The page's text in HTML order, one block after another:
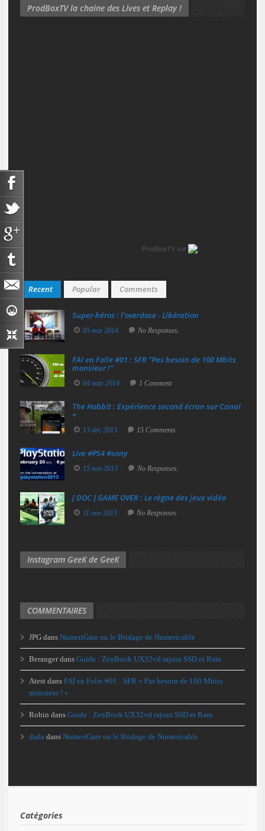
ProdBoxTV la chaine des Lives et Replay !
ProdBoxTV sur
Recent Popular Comments
Super‑héros : l’overdose - Libération
05 mai 2014 No Responses.
FAI en Folie #01 : SFR "Pas besoin de 100 Mbits
monsieur !"
04 mar 2014 1 Comment
The Hobbit : Expérience second écran sur Canal
+
13 déc 2013 15 Comments
Live #PS4 #sony
15 nov 2013 No Responses.
[ DOC ] GAME OVER : Le règne des jeux vidéo
11 nov 2013 No Responses.
Instagram GeeK de GeeK
COMMENTAIRES
JPG dans NumeriGate ou le Bridage de Numericable
Berangerdans Guide : ZenBook UX32vd rajout SSD et Ram
Atest dans FAI en Folie #01 : SFR « Pas besoin de 100 Mbits
monsieur ! »
Robin dans Guide : ZenBook UX32vd rajout SSD et Ram
dada dans NumeriGate ou le Bridage de Numericable
Catégories